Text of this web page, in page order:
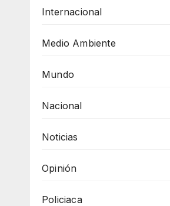
Internacional
Medio Ambiente
Mundo
Nacional
Noticias
Opinión
Policiaca